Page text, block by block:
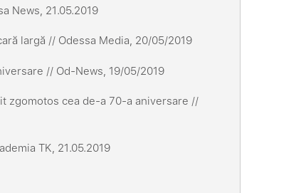
News, 21.05.2019
largă // Odessa Media, 20/05/2019
// Od-News, 19/05/2019
zgomotos cea de-a 70-a aniversare //
TK, 21.05.2019